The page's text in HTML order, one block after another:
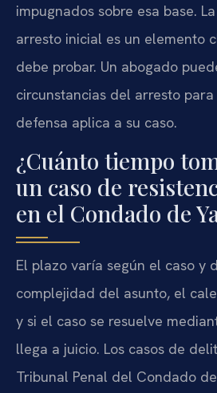
impugnados sobre esa base.
arresto inicial es un elemento
debe probar. Un abogado
circunstancias del arresto
defensa aplica a su caso.
¿Cuánto tiempo
un caso de
en el Condado de
El plazo varía según el caso y
complejidad del asunto, el
y si el caso se resuelve
llega a juicio. Los casos de
Tribunal Penal del Condado